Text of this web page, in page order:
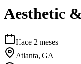
Aesthetic
Hace 2 meses
Atlanta, GA